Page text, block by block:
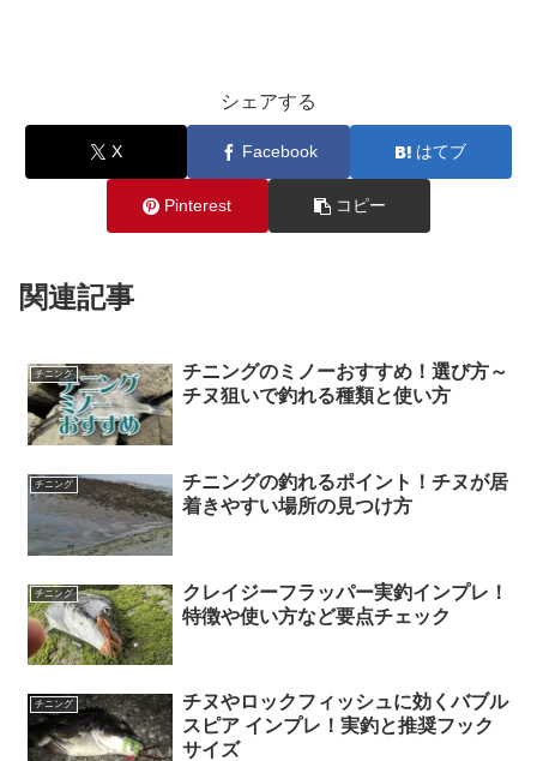
シェアする
X Facebook はてブ
Pinterest コピー
関連記事
チニング
チニングのミノーおすすめ！選び方～
チヌ狙いで釣れる種類と使い方
チニング
チニングの釣れるポイント！チヌが居
着きやすい場所の見つけ方
チニング
クレイジーフラッパー実釣インプレ！
特徴や使い方など要点チェック
チニング
チヌやロックフィッシュに効くバブル
スピア インプレ！実釣と推奨フック
サイズ